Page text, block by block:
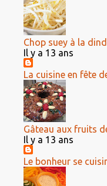
Chop suey à la
Il y a 13 ans
La cuisine en fête
Gâteau aux fruits
Il y a 13 ans
Le bonheur se